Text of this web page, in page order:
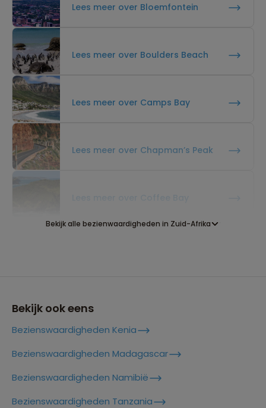
Lees meer over Bloemfontein
Lees meer over Boulders Beach
Lees meer over Camps Bay
Lees meer over Chapman’s Peak
Lees meer over Gamedrive
Krugerpark
Bekijk alle bezienwaardigheden in Zuid-Afrika
Bekijk ook eens
Bezienswaardigheden Kenia
Bezienswaardigheden Madagascar
Bezienswaardigheden Namibië
Bezienswaardigheden Tanzania
Reizen met oog voor mens, cultuur en milieu